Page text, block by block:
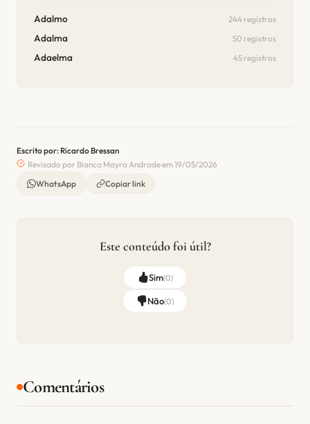
Adalmo 244 registros
Adalma 50 registros
Adaelma 45 registros
Escrito por: Ricardo Bressan
Revisado por Bianca Mayra Andrade em 19/05/2026
WhatsApp
Copiar link
Este conteúdo foi útil?
Sim(0)
Não(0)
Comentários